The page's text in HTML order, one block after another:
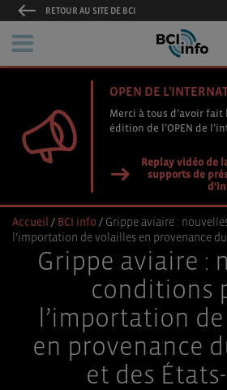
RETOUR AU SITE DE BCI
OPEN DE
Merci à tous d’avoir fait
édition de l’OPEN de
Replay vidéo de
supports de
Accueil / BCI info / Grippe aviaire :
l’importation de volailles en provenance
Grippe aviaire :
conditions
l’importation
en provenance
et des